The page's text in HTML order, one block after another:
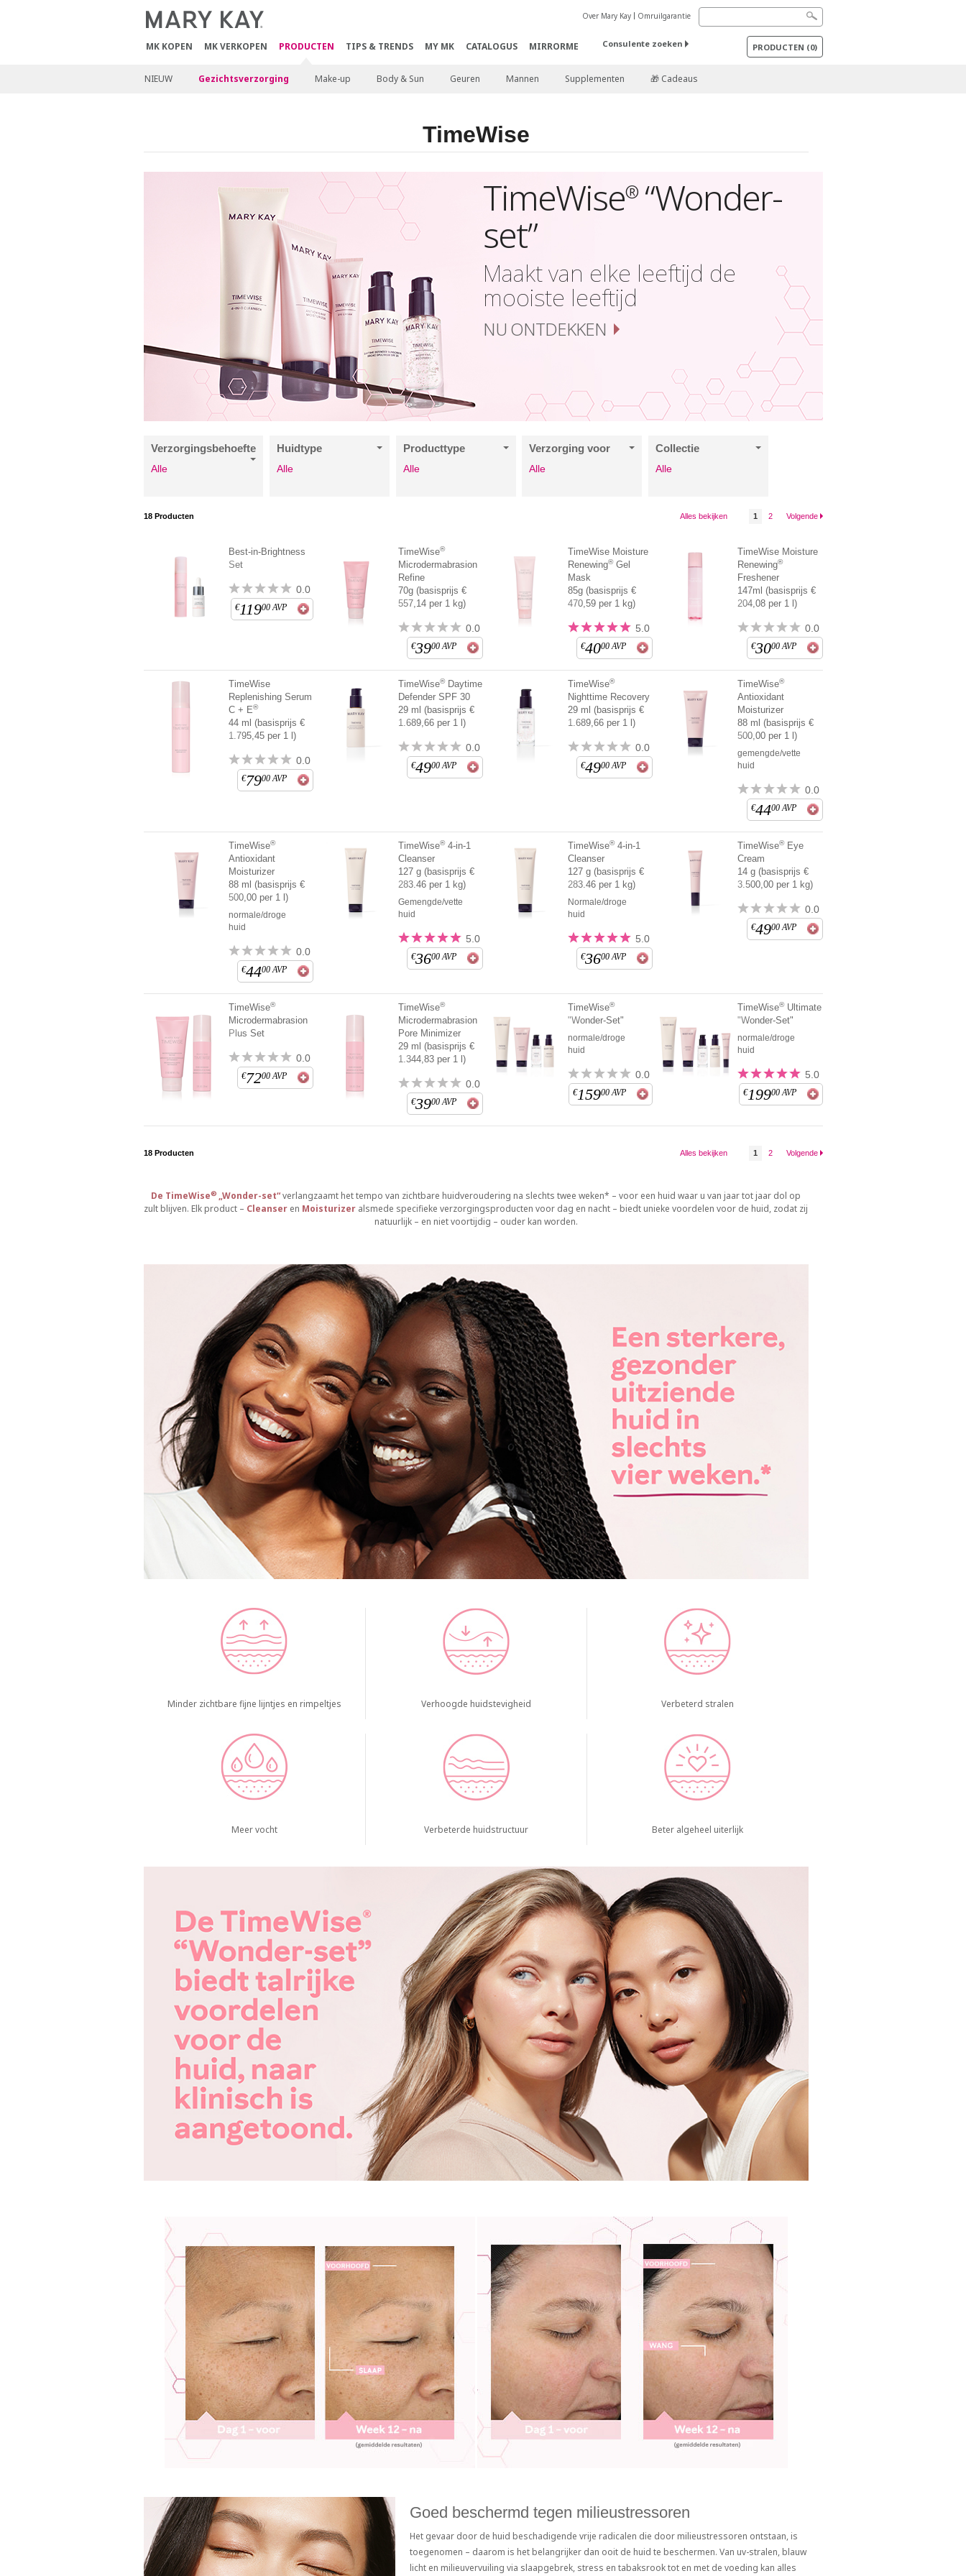
MK KOPEN MK VERKOPEN PRODUCTEN TIPS & TRENDS MY MK CATALOGUS MIRRORME
Over Mary Kay Omruilgarantie
Consulente zoeken PRODUCTEN (0)
NIEUW Gezichtsverzorging Make-up Body & Sun Geuren Mannen Supplementen 🎁 Cadeaus
TimeWise
TimeWise®“Wonder-
set”
Maakt van elke leeftijd de
mooiste leeftijd
NU ONTDEKKEN
Verzorgingsbehoefte
Alle
Huidtype
Alle
Producttype
Alle
Verzorging voor
Alle
Collectie
Alle
18Producten Alles bekijken 1 2 Volgende
Best-in-Brightness
Set
0.0
€11900 AVP
TimeWise®
Microdermabrasion
Refine
70g (basisprijs €
557,14 per 1 kg)
0.0
€3900 AVP
TimeWise Moisture
Renewing®Gel
Mask
85g (basisprijs €
470,59 per 1 kg)
5.0
€4000 AVP
TimeWise Moisture
Renewing®
Freshener
147ml (basisprijs €
204,08 per 1 l)
0.0
€3000 AVP
TimeWise
Replenishing Serum
C + E®
44 ml (basisprijs €
1.795,45 per 1 l)
0.0
€7900 AVP
TimeWise®Daytime
Defender SPF 30
29 ml (basisprijs €
1.689,66 per 1 l)
0.0
€4900 AVP
TimeWise®
Nighttime Recovery
29 ml (basisprijs €
1.689,66 per 1 l)
0.0
€4900 AVP
TimeWise®
Antioxidant
Moisturizer
88 ml (basisprijs €
500,00 per 1 l)
gemengde/vette
huid
0.0
€4400 AVP
TimeWise®
Antioxidant
Moisturizer
88 ml (basisprijs €
500,00 per 1 l)
normale/droge
huid
0.0
€4400 AVP
TimeWise®4-in-1
Cleanser
127 g (basisprijs €
283.46 per 1 kg)
Gemengde/vette
huid
5.0
€3600 AVP
TimeWise®4-in-1
Cleanser
127 g (basisprijs €
283.46 per 1 kg)
Normale/droge
huid
5.0
€3600 AVP
TimeWise®Eye
Cream
14 g (basisprijs €
3.500,00 per 1 kg)
0.0
€4900 AVP
TimeWise®
Microdermabrasion
Plus Set
0.0
€7200 AVP
TimeWise®
Microdermabrasion
Pore Minimizer
29 ml (basisprijs €
1.344,83 per 1 l)
0.0
€3900 AVP
TimeWise®
"Wonder-Set"
normale/droge
huid
0.0
€15900 AVP
TimeWise®Ultimate
"Wonder-Set"
normale/droge
huid
5.0
€19900 AVP
18Producten Alles bekijken 1 2 Volgende
De TimeWise® „Wonder-set“verlangzaamt het tempo van zichtbare huidveroudering na slechts twee weken* – voor een huid waar u van jaar tot jaar dol op
zult blijven. Elk product – Cleanser en Moisturizer alsmede specifieke verzorgingsproducten voor dag en nacht – biedt unieke voordelen voor de huid, zodat zij
natuurlijk – en niet voortijdig – ouder kan worden.
Minder zichtbare fijne lijntjes en rimpeltjes Verhoogde huidstevigheid Verbeterd stralen
Meer vocht Verbeterde huidstructuur Beter algeheel uiterlijk
Goed beschermd tegen milieustressoren
Het gevaar door de huid beschadigende vrije radicalen die door milieustressoren ontstaan, is
toegenomen – daarom is het belangrijker dan ooit de huid te beschermen. Van uv-stralen, blauw
licht en milieuvervuiling via slaapgebrek, stress en tabaksrook tot en met de voeding kan alles